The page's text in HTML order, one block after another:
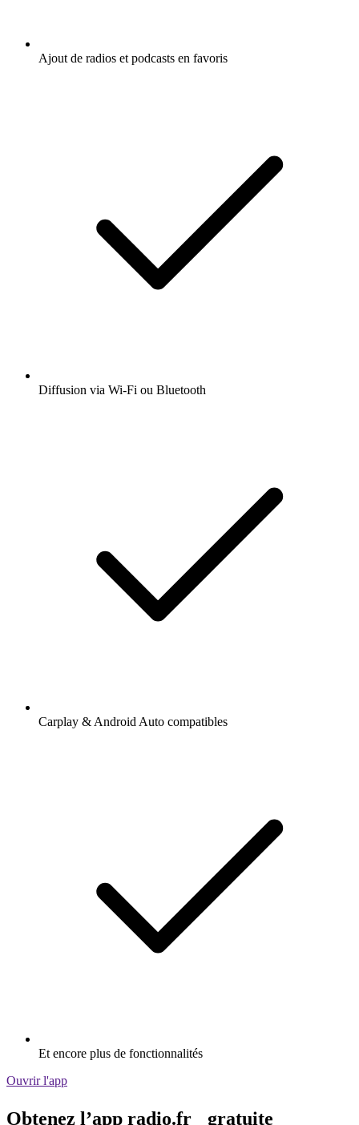
Ajout de radios et podcasts en favoris
Diffusion via Wi-Fi ou Bluetooth
Carplay & Android Auto compatibles
Et encore plus de fonctionnalités
Ouvrir l'app
Obtenez l’app radio.fr gratuite